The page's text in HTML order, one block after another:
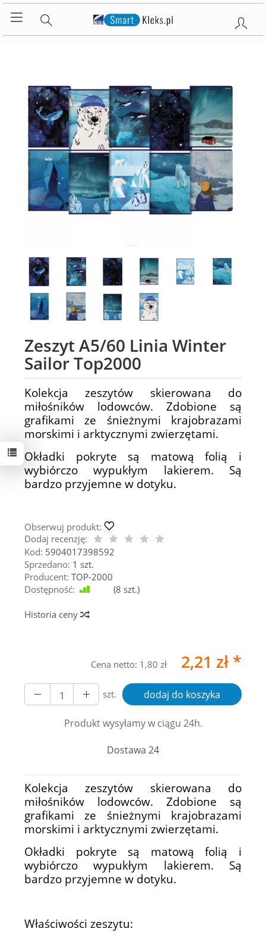
Zeszyt A5/60 Linia Winter
Sailor Top2000
Kolekcja zeszytów skierowana do
miłośników lodowców. Zdobione są
grafikami ze śnieżnymi krajobrazami
morskimi i arktycznymi zwierzętami.
Okładki pokryte są matową folią i
wybiórczo wypukłym lakierem. Są
bardzo przyjemne w dotyku.
Obserwuj produkt:
Dodaj recenzję:
Kod: 5904017398592
Sprzedano: 1 szt.
Producent: TOP-2000
Dostępność:
(8 szt.)
Historia ceny
Cena netto: 1,80 zł 2,21 zł *
szt. dodaj do koszyka
Produkt wysyłamy w ciągu 24h.
Dostawa 24
Kolekcja zeszytów skierowana do
miłośników lodowców. Zdobione są
grafikami ze śnieżnymi krajobrazami
morskimi i arktycznymi zwierzętami.
Okładki pokryte są matową folią i
wybiórczo wypukłym lakierem. Są
bardzo przyjemne w dotyku.
Właściwości zeszytu: